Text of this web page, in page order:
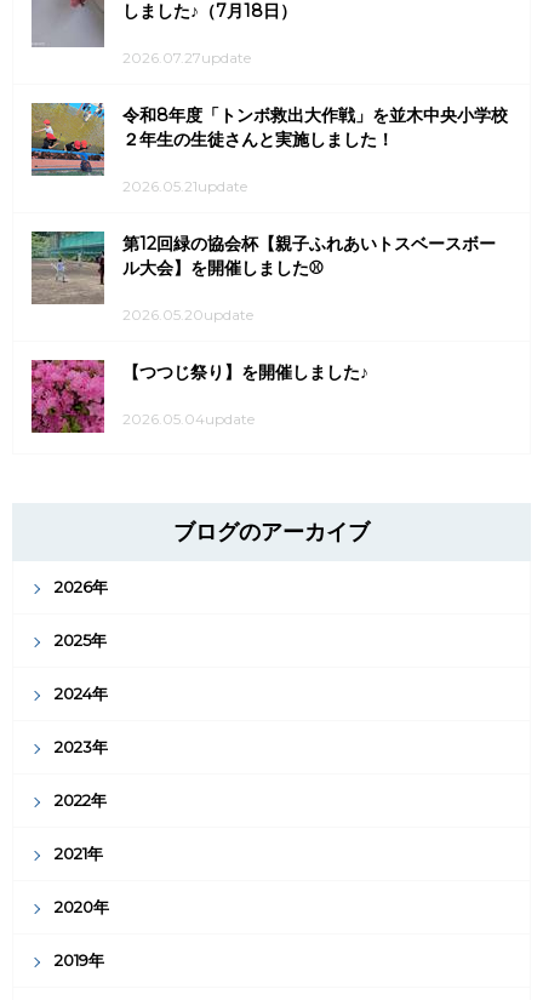
しました♪（7月18日）
2026.07.27update
令和8年度「トンボ救出大作戦」を並木中央小学校
２年生の生徒さんと実施しました！
2026.05.21update
第12回緑の協会杯【親子ふれあいトスベースボー
ル大会】を開催しました⚾
2026.05.20update
【つつじ祭り】を開催しました♪
2026.05.04update
ブログのアーカイブ
2026年
2025年
2024年
2023年
2022年
2021年
2020年
2019年